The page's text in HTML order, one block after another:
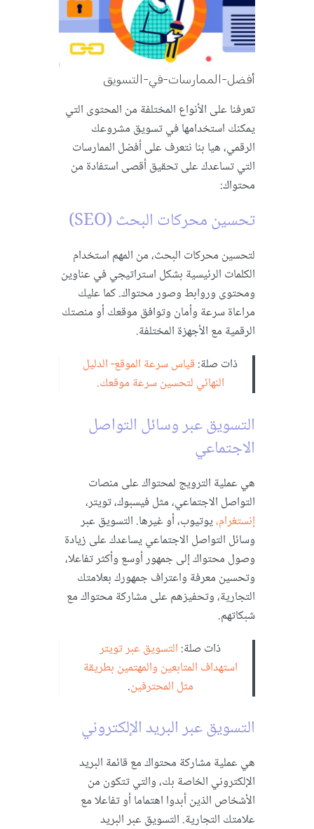
أفضل-الممارسات-في-التسويق
تعرفنا على الأنواع المختلفة من المحتوى التي
يمكنك استخدامها في تسويق مشروعك
الرقمي، هيا بنا نتعرف على أفضل الممارسات
التي تساعدك على تحقيق أقصى استفادة من
محتواك:
تحسين محركات البحث (SEO)
لتحسين محركات البحث، من المهم استخدام
الكلمات الرئيسية بشكل استراتيجي في عناوين
ومحتوى وروابط وصور محتواك. كما عليك
مراعاة سرعة وأمان وتوافق موقعك أو منصتك
الرقمية مع الأجهزة المختلفة.
ذات صلة:قياس سرعة الموقع- الدليل
النهائي لتحسين سرعة موقعك.
التسويق عبر وسائل التواصل
الاجتماعي
هي عملية الترويج لمحتواك على منصات
التواصل الاجتماعي، مثل فيسبوك، تويتر،
إنستغرام،يوتيوب، أو غيرها. التسويق عبر
وسائل التواصل الاجتماعي يساعدك على زيادة
وصول محتواك إلى جمهور أوسع وأكثر تفاعلا،
وتحسين معرفة واعتراف جمهورك بعلامتك
التجارية، وتحفيزهم على مشاركة محتواك مع
شبكاتهم.
ذات صلة: التسويق عبر تويتر
استهداف المتابعين والمهتمين بطريقة
مثل المحترفين.
التسويق عبر البريد الإلكتروني
هي عملية مشاركة محتواك مع قائمة البريد
الإلكتروني الخاصة بك، والتي تتكون من
الأشخاص الذين أبدوا اهتماما أو تفاعلا مع
علامتك التجارية. التسويق عبر البريد